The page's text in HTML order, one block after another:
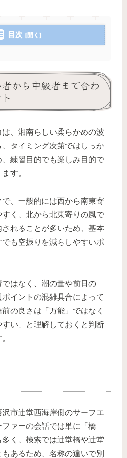
目次
から中級者まで合わ
、湘南らしい柔らかめの波
タイミング次第ではしっか
、練習目的でも楽しみ目的で
す。
、一般的には西から南東寄
すく、北から北東寄りの風で
れることが多いため、基本
も空振りを減らしやすいポ
はなく、潮の量や前日の
イントの混雑具合によって
の良さは「万能」ではなく
すい」と理解しておくと判断
市辻堂西海岸側のサーフエ
ァーの会話では単に「橋
く、検索では辻堂橋や辻堂
あるため、名称の違いで別